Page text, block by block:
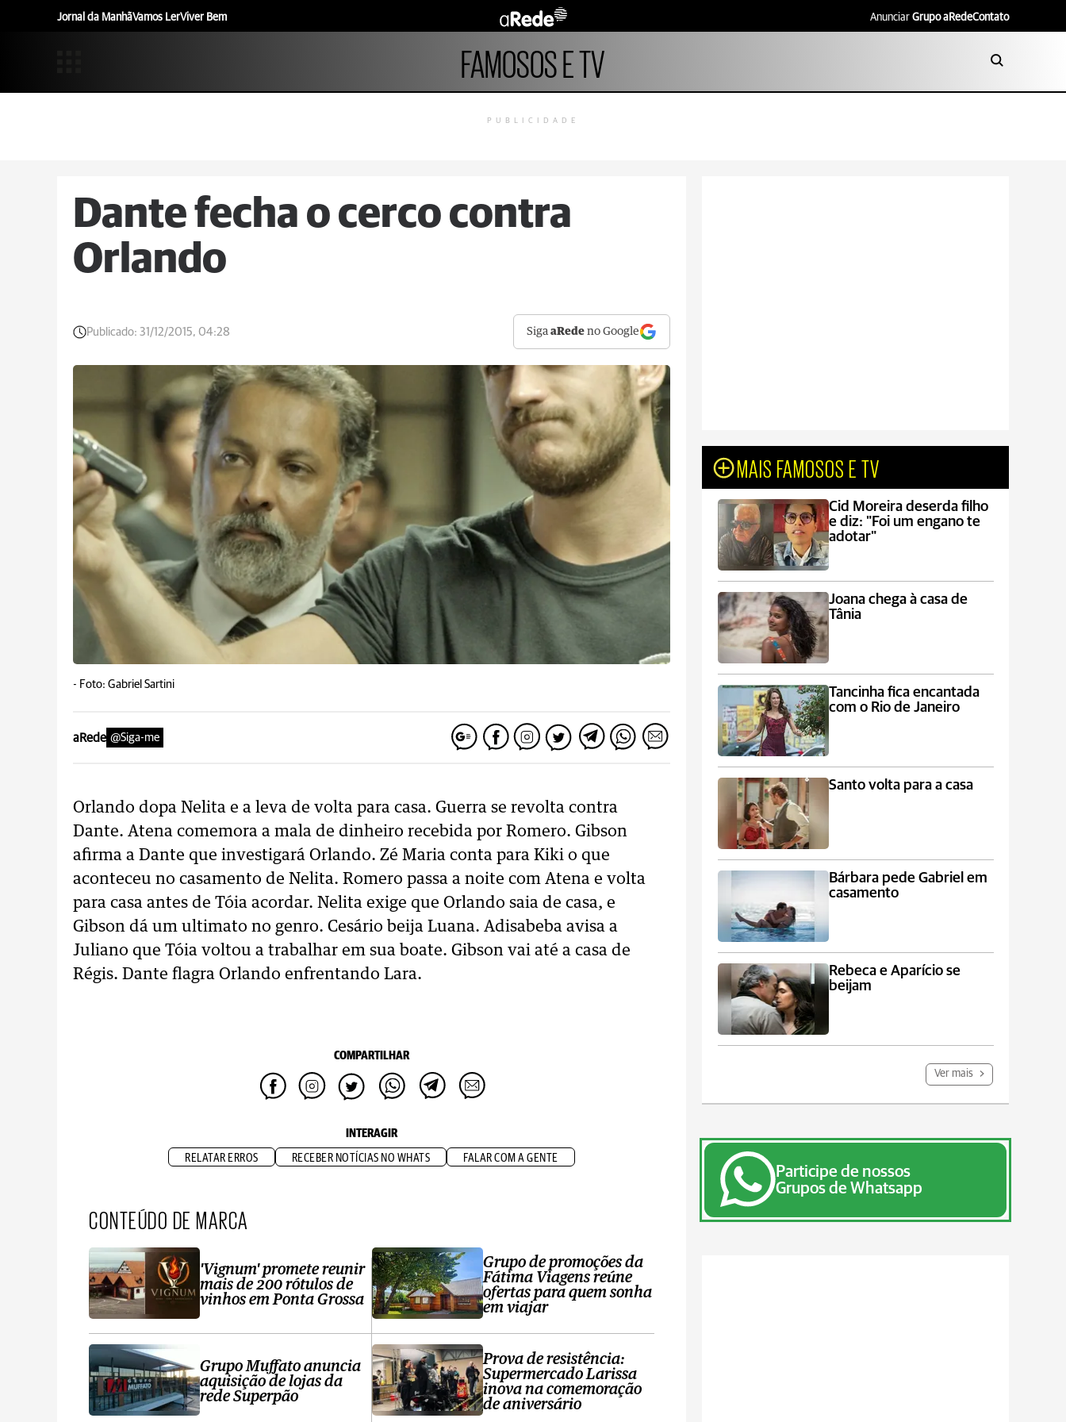
Jornal da ManhãVamos LerViver Bem Anunciar Grupo aRedeContato
FAMOSOS E TV
PUBLICIDADE
Dante fecha o cerco contra
Orlando
Publicado: 31/12/2015, 04:28 SigaaRede no Google
- Foto: Gabriel Sartini
aRede @Siga-me
Orlando dopa Nelita e a leva de volta para casa. Guerra se revolta contra
Dante. Atena comemora a mala de dinheiro recebida por Romero. Gibson
afirma a Dante que investigará Orlando. Zé Maria conta para Kiki o que
aconteceu no casamento de Nelita. Romero passa a noite com Atena e volta
para casa antes de Tóia acordar. Nelita exige que Orlando saia de casa, e
Gibson dá um ultimato no genro. Cesário beija Luana. Adisabeba avisa a
Juliano que Tóia voltou a trabalhar em sua boate. Gibson vai até a casa de
Régis. Dante flagra Orlando enfrentando Lara.
COMPARTILHAR
INTERAGIR
RELATAR ERROS RECEBER NOTÍCIAS NO WHATS FALAR COM A GENTE
CONTEÚDO DE MARCA
'Vignum' promete reunir
mais de 200 rótulos de
vinhos em Ponta Grossa
Grupo Muffato anuncia
aquisição de lojas da
rede Superpão
Grupo de promoções da
Fátima Viagens reúne
ofertas para quem sonha
em viajar
Prova de resistência:
Supermercado Larissa
inova na comemoração
de aniversário
MAIS FAMOSOS E TV
Cid Moreira deserda filho
e diz: "Foi um engano te
adotar"
Joana chega à casa de
Tânia
Tancinha fica encantada
com o Rio de Janeiro
Santo volta para a casa
Bárbara pede Gabriel em
casamento
Rebeca e Aparício se
beijam
Ver mais
Participe de nossos
Grupos de Whatsapp